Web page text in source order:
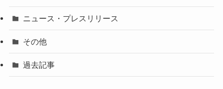
ニュース・プレスリリース
その他
過去記事